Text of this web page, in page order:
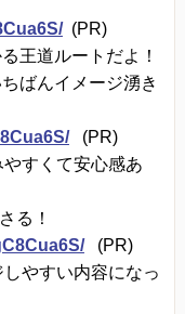
(PR)
王道ルートだよ！
ばんイメージ湧き
(PR)
やすくて安心感あ
る！
(PR)
やすい内容になっ